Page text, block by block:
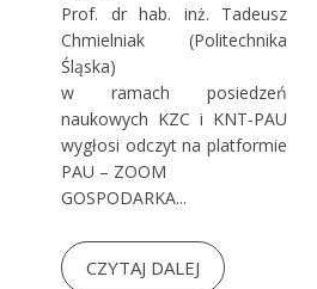
Prof. dr hab. inż. Tadeusz
Chmielniak (Politechnika
Śląska)
w ramach posiedzeń
naukowych KZC i KNT-PAU
wygłosi odczyt na platformie
PAU – ZOOM
GOSPODARKA...
CZYTAJ DALEJ